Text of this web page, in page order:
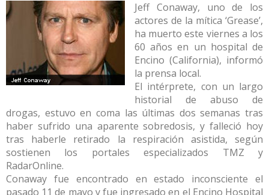
Jeff Conaway, uno de los
actores de la mítica ‘Grease’,
ha muerto este viernes a los
60 años en un hospital de
Encino (California), informó
la prensa local.
El intérprete, con un largo
historial de abuso de
drogas, estuvo en coma las últimas dos semanas tras
haber sufrido una aparente sobredosis, y falleció hoy
tras haberle retirado la respiración asistida, según
sostienen los portales especializados TMZ y
RadarOnline.
Conaway fue encontrado en estado inconsciente el
pasado 11 de mayo y fue ingresado en el Encino Hospital